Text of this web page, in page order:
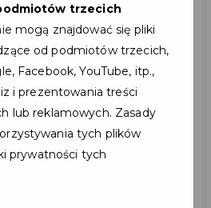
wśród
specjalnych ofert zachęca
z usług
się na większe
potencjalny wzrost
klientów
trzecich
mogą znajdować się pliki
od podmiotów trzecich,
Facebook, YouTube, itp.,
i prezentowania treści
lub reklamowych. Zasady
tych plików
prywatności tych